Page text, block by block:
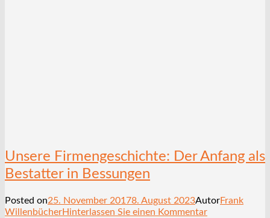
Unsere Firmengeschichte: Der Anfang als
Bestatter in Bessungen
Posted on25. November 20178. August 2023AutorFrank
WillenbücherHinterlassen Sie einen Kommentar